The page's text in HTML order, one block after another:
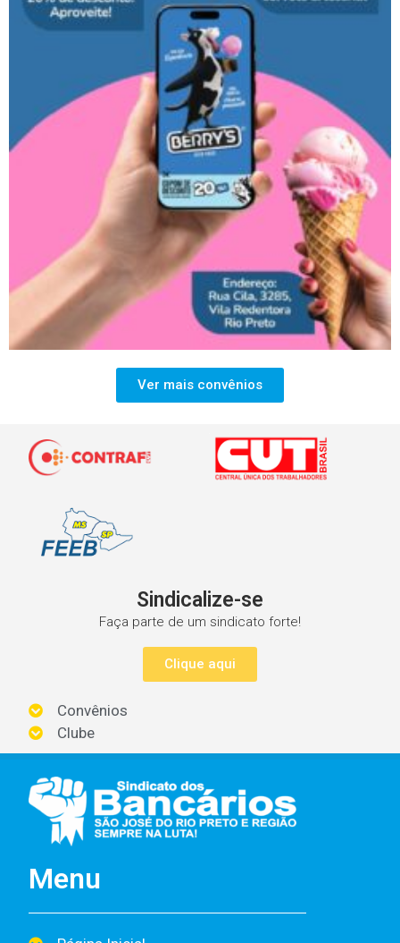
Ver mais convênios
Sindicalize-se
Faça parte de um sindicato forte!
Clique aqui
Convênios
Clube
Menu